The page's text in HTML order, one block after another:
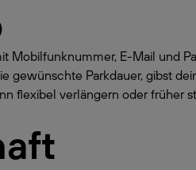
Mobilfunknummer, E-Mail und
gewünschte Parkdauer, gibst
flexibel verlängern oder früher